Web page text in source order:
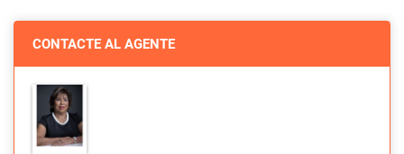
CONTACTE AL AGENTE